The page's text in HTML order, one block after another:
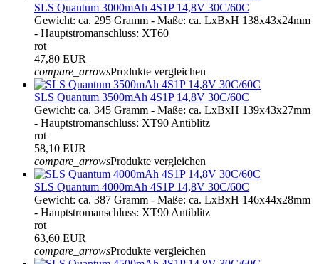
SLS Quantum 3000mAh 4S1P 14,8V 30C/60C
Gewicht: ca. 295 Gramm - Maße: ca. LxBxH 138x43x24mm
- Hauptstromanschluss: XT60
rot
47,80 EUR
compare_arrowsProdukte vergleichen
SLS Quantum 3500mAh 4S1P 14,8V 30C/60C
Gewicht: ca. 345 Gramm - Maße: ca. LxBxH 139x43x27mm
- Hauptstromanschluss: XT90 Antiblitz
rot
58,10 EUR
compare_arrowsProdukte vergleichen
SLS Quantum 4000mAh 4S1P 14,8V 30C/60C
Gewicht: ca. 387 Gramm - Maße: ca. LxBxH 146x44x28mm
- Hauptstromanschluss: XT90 Antiblitz
rot
63,60 EUR
compare_arrowsProdukte vergleichen